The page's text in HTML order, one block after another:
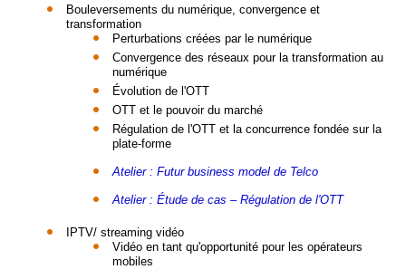
Bouleversements du numérique, convergence et
transformation
Perturbations créées par le numérique
Convergence des réseaux pour la transformation au
numérique
Évolution de l'OTT
OTT et le pouvoir du marché
Régulation de l'OTT et la concurrence fondée sur la
plate-forme
Atelier : Futur business model de Telco
Atelier : Étude de cas – Régulation de l'OTT
IPTV/ streaming vidéo
Vidéo en tant qu'opportunité pour les opérateurs
mobiles